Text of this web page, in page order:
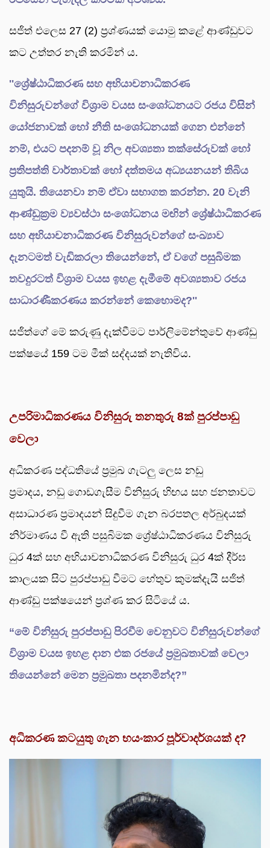
සජිත් එලෙස 27 (2) ප්‍රශ්ණයක් යොමු කළේ ආණ්ඩුවට
කට උත්තර නැති කරමින් ය.
''ශ්‍රේෂ්ඨාධිකරණ සහ අභියාචනාධිකරණ
විනිසුරුවන්ගේ විශ්‍රාම වයස සංශෝධනයට රජය විසින්
යෝජනාවක් හෝ නීති සංශෝධනයක් ගෙන එන්නේ
නම්, එයට පදනම් වූ නිල අවශ්‍යතා තක්සේරුවක් හෝ
ප්‍රතිපත්ති වාර්තාවක් හෝ දත්තමය අධ්‍යයනයන් තිබිය
යුතුයි. තියෙනවා නම් ඒවා සභාගත කරන්න. 20 වැනි
ආණ්ඩුක්‍රම ව්‍යවස්ථා සංශෝධනය මඟින් ශ්‍රේෂ්ඨාධිකරණ
සහ අභියාචනාධිකරණ විනිසුරුවන්ගේ සංඛ්‍යාව
දැනටමත් වැඩිකරලා තියෙන්නේ, ඒ වගේ පසුබිමක
තවදුරටත් විශ්‍රාම වයස ඉහළ දැමීමේ අවශ්‍යතාව රජය
සාධාරණීකරණය කරන්නේ කෙහොමද?''
සජිත්ගේ මේ කරුණු දැක්වීමට පාර්ලිමේන්තුවේ ආණ්ඩු
පක්ෂයේ 159 ටම මීක් සද්දයක් නැතිවිය.
උපරිමාධිකරණය විනිසුරු තනතුරු 8ක් පුරප්පාඩු
වෙලා
අධිකරණ පද්ධතියේ ප්‍රමුඛ ගැටලු ලෙස නඩු
ප්‍රමාදය, නඩු ගොඩගැසීම විනිසුරු හිඟය සහ ජනතාවට
අසාධාරණ ප්‍රමාදයන් සිදුවීම ගැන බරපතල අර්බුදයක්
නිර්මාණය වී ඇති පසුබිමක ශ්‍රේෂ්ඨාධිකරණය විනිසුරු
ධුර 4ක් සහ අභියාචනාධිකරණ විනිසුරු ධුර 4ක් දීර්ඝ
කාලයක සිට පුරප්පාඩු වීමට හේතුව කුමක්දැයි සජිත්
ආණ්ඩු පක්ෂයෙන් ප්‍රශ්ණ කර සිටියේ ය.
“මේ විනිසුරු පුරප්පාඩු පිරවීම වෙනුවට විනිසුරුවන්ගේ
විශ්‍රාම වයස ඉහළ දාන එක රජයේ ප්‍රමුඛතාවක් වෙලා
තියෙන්නේ මෙන ප්‍රමුඛතා පදනමින්ද?”
අධිකරණ කටයුතු ගැන භයංකාර පූර්වාදර්ශයක් ද?